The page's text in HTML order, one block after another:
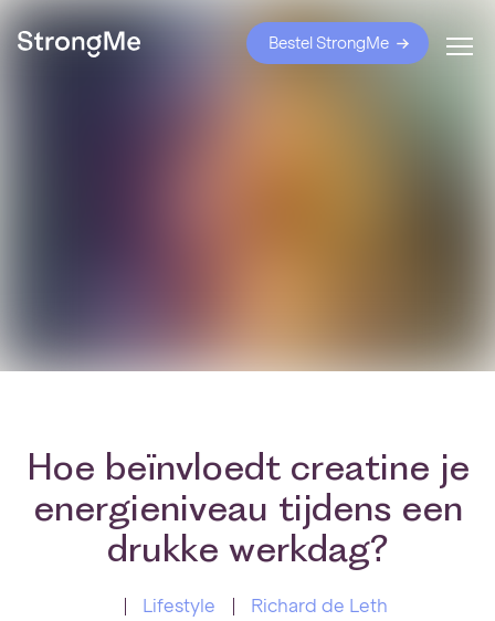
Bestel StrongMe
Hoe beïnvloedt creatine je
energieniveau tijdens een
drukke werkdag?
Lifestyle Richard de Leth